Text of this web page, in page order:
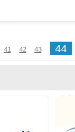
41 42 43 44